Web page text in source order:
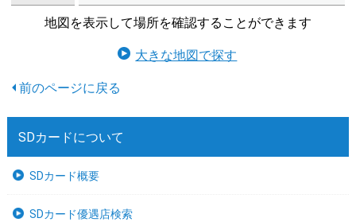
地図を表示して場所を確認することができます
大きな地図で探す
SDカードについて
SDカード概要
SDカード優遇店検索